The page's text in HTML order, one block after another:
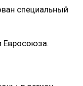
специальный
Евросоюза.